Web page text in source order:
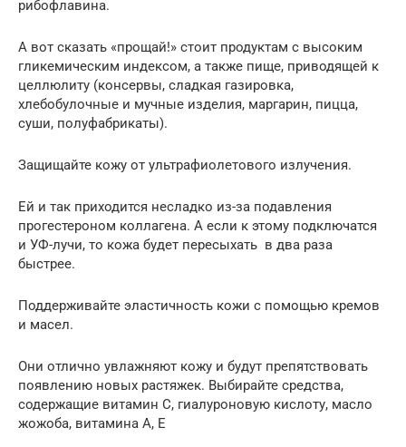
рибофлавина.
А вот сказать «прощай!» стоит продуктам с высоким
гликемическим индексом, а также пище, приводящей к
целлюлиту (консервы, сладкая газировка,
хлебобулочные и мучные изделия, маргарин, пицца,
суши, полуфабрикаты).
Защищайте кожу от ультрафиолетового излучения.
Ей и так приходится несладко из-за подавления
прогестероном коллагена. А если к этому подключатся
и УФ-лучи, то кожа будет пересыхать в два раза
быстрее.
Поддерживайте эластичность кожи с помощью кремов
и масел.
Они отлично увлажняют кожу и будут препятствовать
появлению новых растяжек. Выбирайте средства,
содержащие витамин С, гиалуроновую кислоту, масло
жожоба, витамина А, Е